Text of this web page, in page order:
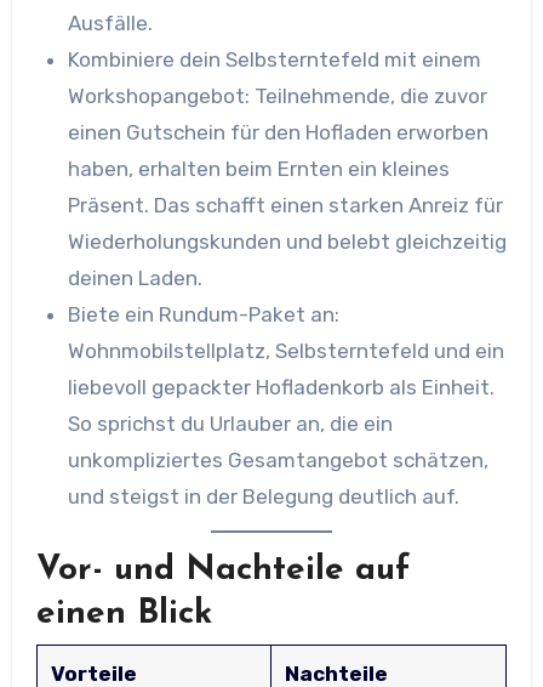
Ausfälle.
Kombiniere dein Selbsterntefeld mit einem
Workshopangebot: Teilnehmende, die zuvor
einen Gutschein für den Hofladen erworben
haben, erhalten beim Ernten ein kleines
Präsent. Das schafft einen starken Anreiz für
Wiederholungskunden und belebt gleichzeitig
deinen Laden.
Biete ein Rundum-Paket an:
Wohnmobilstellplatz, Selbsterntefeld und ein
liebevoll gepackter Hofladenkorb als Einheit.
So sprichst du Urlauber an, die ein
unkompliziertes Gesamtangebot schätzen,
und steigst in der Belegung deutlich auf.
Vor- und Nachteile auf
einen Blick
Vorteile Nachteile